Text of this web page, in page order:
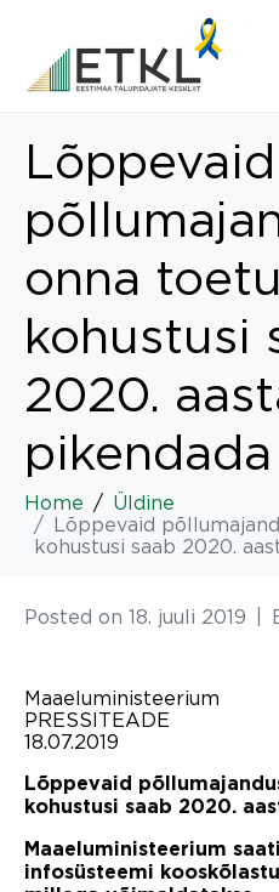
Lõppevaid
onna
kohustusi
2020.
pikendada
Home
Üldine
Lõppevaid
kohustusi saab 2020.
Posted on 18. juuli 2019
Maaeluministeerium
PRESSITEADE
18.07.2019
Lõppevaid
kohustusi saab 2020.
Maaeluministeerium
infosüsteemi